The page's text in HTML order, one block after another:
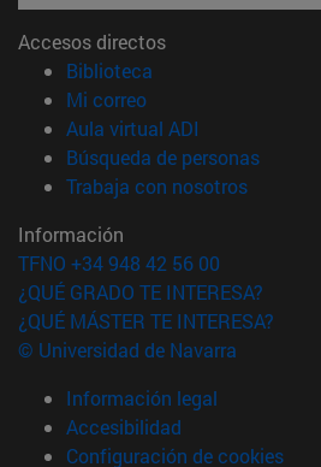
Accesos directos
Biblioteca
Mi correo(abre en nueva
Aula virtual ADI
Búsqueda de personas(abre
Trabaja con nosotros(abre en
Información
TFNO +34 948 42 56 00
¿QUÉ GRADO TE INTERESA?
¿QUÉ MÁSTER TE INTERESA?
© Universidad de Navarra
Información legal
Accesibilidad
Configuración de cookies